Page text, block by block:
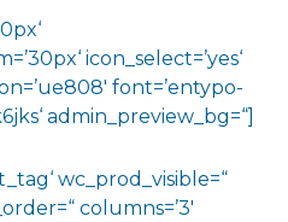
icon_select=’yes‘
font=’entypo-
admin_preview_bg=“]
wc_prod_visible=“
columns=’3′